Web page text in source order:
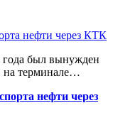
нефти через КТК
года был вынужден
на терминале…
нефти через